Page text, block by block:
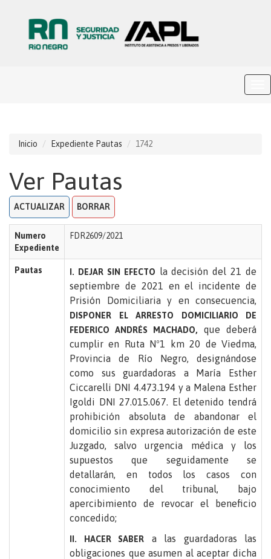
Inicio Expediente Pautas 1742
Ver Pautas
ACTUALIZAR BORRAR
Numero
Expediente
FDR2609/2021
Pautas I. DEJAR SIN EFECTO la decisión del 21 de
septiembre de 2021 en el incidente de
Prisión Domiciliaria y en consecuencia,
DISPONER EL ARRESTO DOMICILIARIO DE
FEDERICO ANDRÉS MACHADO,
que deberá
cumplir en Ruta Nº1 km 20 de Viedma,
Provincia de Río Negro, designándose
como sus guardadoras a María Esther
Ciccarelli DNI 4.473.194 y a Malena Esther
Igoldi DNI 27.015.067. El detenido tendrá
prohibición absoluta de abandonar el
domicilio sin expresa autorización de este
Juzgado, salvo urgencia médica y los
supuestos que seguidamente se
detallarán, en todos los casos con
conocimiento del tribunal, bajo
apercibimiento de revocar el beneficio
concedido;
II. HACER SABER a las guardadoras las
obligaciones que asumen al aceptar dicha